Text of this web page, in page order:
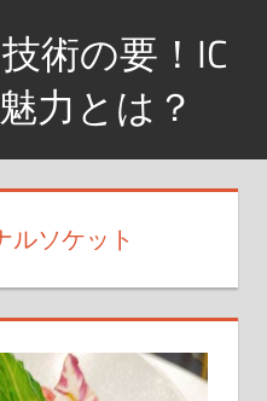
術の要！IC
力とは？
ルソケット